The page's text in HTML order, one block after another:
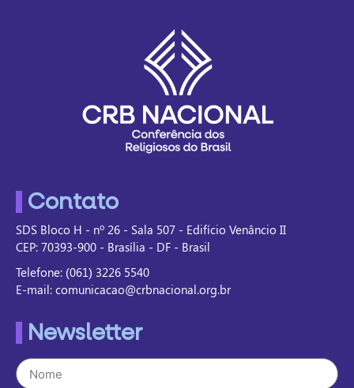
Contato
SDS Bloco H - nº 26 - Sala 507 - Edifício Venâncio II
CEP: 70393-900 - Brasília - DF - Brasil
Telefone: (061) 3226 5540
E-mail: comunicacao@crbnacional.org.br
Newsletter